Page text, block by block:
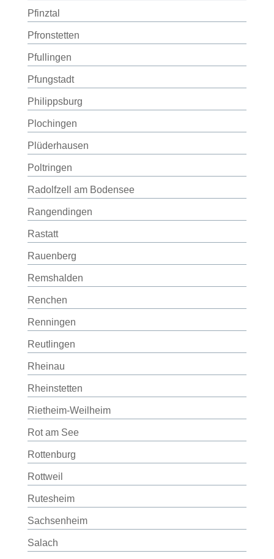
Pfinztal
Pfronstetten
Pfullingen
Pfungstadt
Philippsburg
Plochingen
Plüderhausen
Poltringen
Radolfzell am Bodensee
Rangendingen
Rastatt
Rauenberg
Remshalden
Renchen
Renningen
Reutlingen
Rheinau
Rheinstetten
Rietheim-Weilheim
Rot am See
Rottenburg
Rottweil
Rutesheim
Sachsenheim
Salach